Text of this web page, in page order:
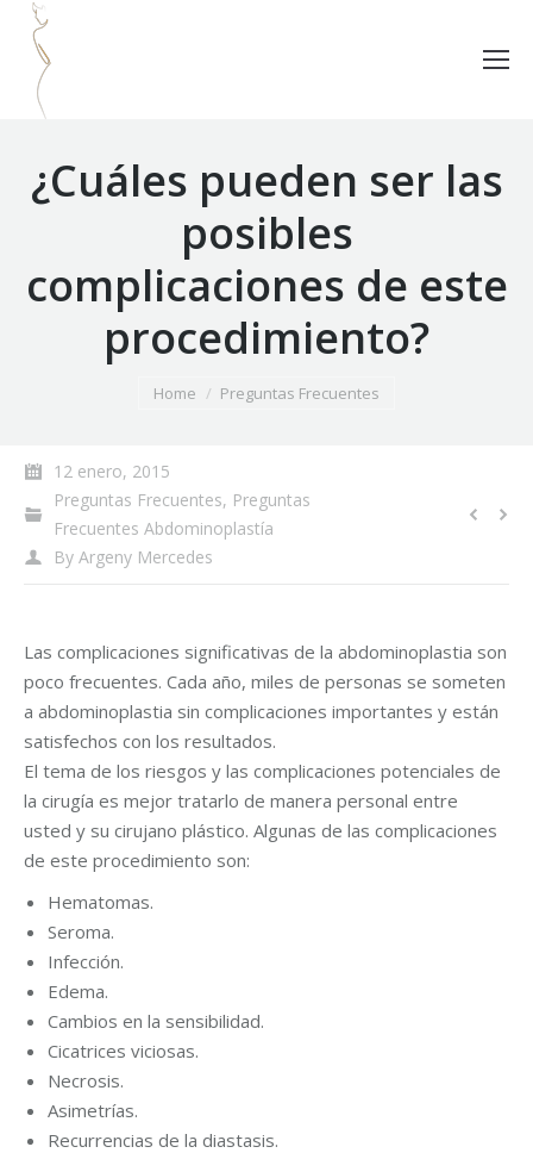
¿Cuáles pueden ser las
posibles
complicaciones de este
procedimiento?
Home Preguntas Frecuentes
12 enero, 2015
Preguntas Frecuentes, Preguntas
Frecuentes Abdominoplastía
By Argeny Mercedes
Las complicaciones significativas de la abdominoplastia son
poco frecuentes. Cada año, miles de personas se someten
a abdominoplastia sin complicaciones importantes y están
satisfechos con los resultados.
El tema de los riesgos y las complicaciones potenciales de
la cirugía es mejor tratarlo de manera personal entre
usted y su cirujano plástico. Algunas de las complicaciones
de este procedimiento son:
Hematomas.
Seroma.
Infección.
Edema.
Cambios en la sensibilidad.
Cicatrices viciosas.
Necrosis.
Asimetrías.
Recurrencias de la diastasis.